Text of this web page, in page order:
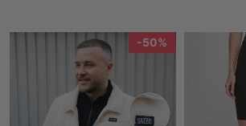
50%